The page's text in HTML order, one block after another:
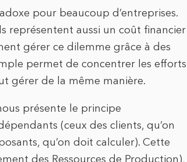
pour beaucoup d’entreprises.
représentent aussi un coût financier
gérer ce dilemme grâce à des
permet de concentrer les efforts
gérer de la même manière.
présente le principe
(ceux des clients, qu’on
qu’on doit calculer). Cette
des Ressources de Production),